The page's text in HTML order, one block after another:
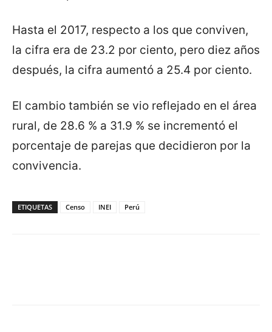
Hasta el 2017, respecto a los que conviven,
la cifra era de 23.2 por ciento, pero diez años
después, la cifra aumentó a 25.4 por ciento.
El cambio también se vio reflejado en el área
rural, de 28.6 % a 31.9 % se incrementó el
porcentaje de parejas que decidieron por la
convivencia.
ETIQUETAS Censo INEI Perú